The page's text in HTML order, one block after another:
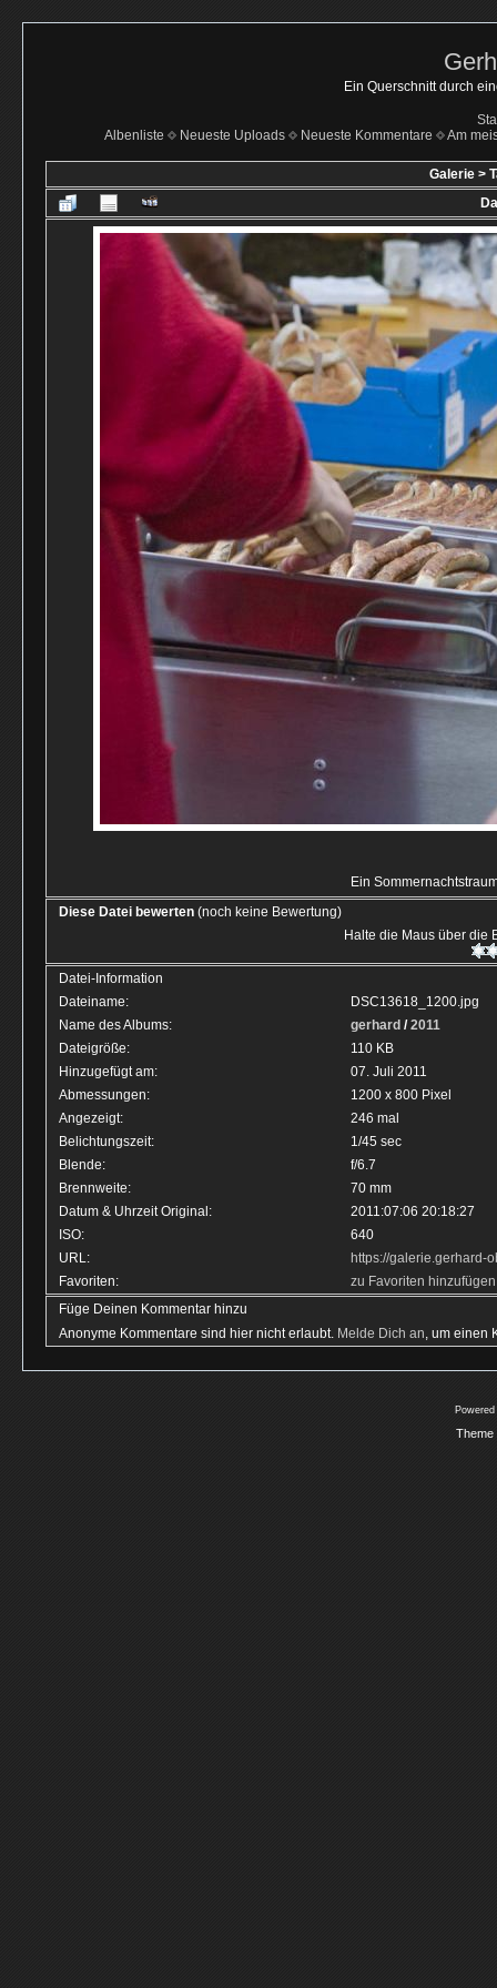
Ein Querschnitt durch
Albenliste
Neueste Uploads Neueste Kommentare Am
Galerie >
Ein
Diese Datei bewerten (noch keine Bewertung)
Halte die Maus über die
Datei-Information
Dateiname:
DSC13618_1200.jpg
Name des Albums:
gerhard /2011
Dateigröße:
110 KB
Hinzugefügt am:
07. Juli 2011
Abmessungen:
1200 x 800 Pixel
Angezeigt:
246 mal
Belichtungszeit:
1/45 sec
Blende:
f/6.7
Brennweite:
70 mm
Datum & Uhrzeit Original:
2011:07:06 20:18:27
ISO:
640
URL:
https://galerie.gerhard-
Favoriten:
zu Favoriten hinzufügen
Füge Deinen Kommentar hinzu
Anonyme Kommentare sind hier nicht erlaubt. Melde Dich an, um einen
Theme